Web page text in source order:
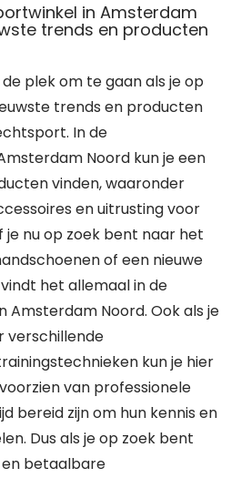
in Amsterdam
trends en producten
plek om te gaan als je op
trends en producten
In de
Noord kun je een
vinden, waaronder
en uitrusting voor
nu op zoek bent naar het
of een nieuwe
het allemaal in de
Noord. Ook als je
verschillende
kun je hier
van professionele
bereid zijn om hun kennis en
Dus als je op zoek bent
betaalbare